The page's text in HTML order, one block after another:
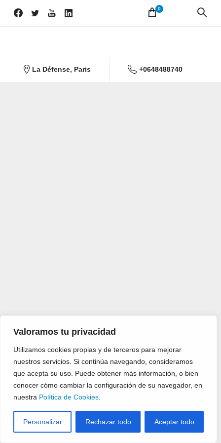
Valoramos tu privacidad
Utilizamos cookies propias y de terceros para mejorar
nuestros servicios. Si continúa navegando, consideramos
que acepta su uso. Puede obtener más información, o bien
conocer cómo cambiar la configuración de su navegador, en
nuestra Política de Cookies
Personalizar Rechazar todo Aceptar todo
0
La Défense, Paris +0648488740